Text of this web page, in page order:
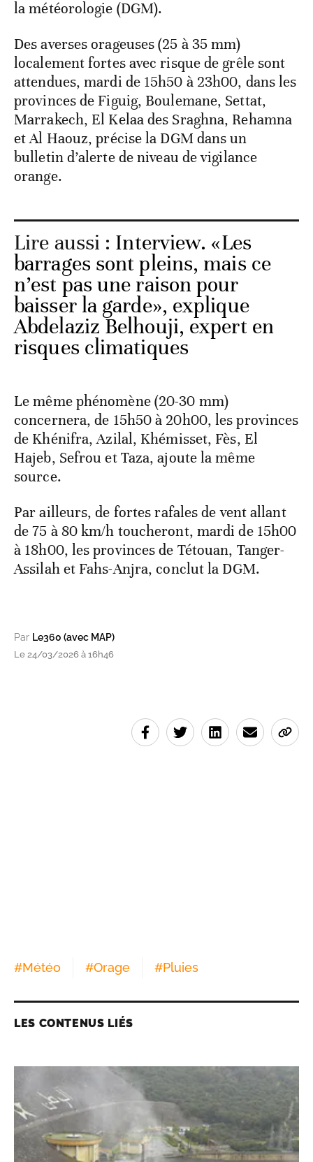
la météorologie (DGM).
Des averses orageuses (25 à 35 mm)
localement fortes avec risque de grêle sont
attendues, mardi de 15h50 à 23h00, dans les
provinces de Figuig, Boulemane, Settat,
Marrakech, El Kelaa des Sraghna, Rehamna
et Al Haouz, précise la DGM dans un
bulletin d’alerte de niveau de vigilance
orange.
Lire aussi : Interview. «Les
barrages sont pleins, mais ce
n’est pas une raison pour
baisser la garde», explique
Abdelaziz Belhouji, expert en
risques climatiques
Le même phénomène (20-30 mm)
concernera, de 15h50 à 20h00, les provinces
de Khénifra, Azilal, Khémisset, Fès, El
Hajeb, Sefrou et Taza, ajoute la même
source.
Par ailleurs, de fortes rafales de vent allant
de 75 à 80 km/h toucheront, mardi de 15h00
à 18h00, les provinces de Tétouan, Tanger-
Assilah et Fahs-Anjra, conclut la DGM.
Par Le360 (avec MAP)
Le 24/03/2026 à 16h46
#Météo #Orage #Pluies
LES CONTENUS LIÉS